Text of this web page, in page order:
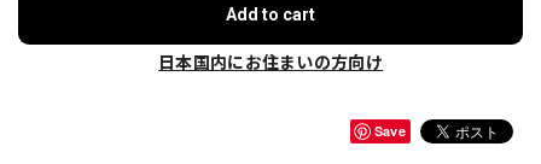
Add to cart
日本国内にお住まいの方向け
Save